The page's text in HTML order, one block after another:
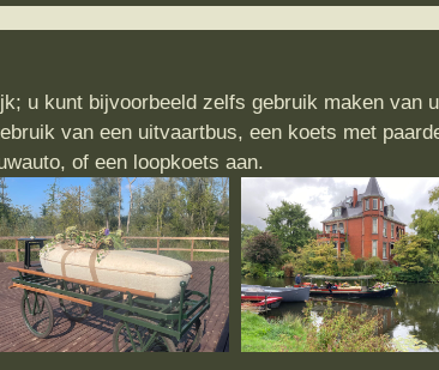
u kunt bijvoorbeeld zelfs gebruik maken van
van een uitvaartbus, een koets met
of een loopkoets aan.